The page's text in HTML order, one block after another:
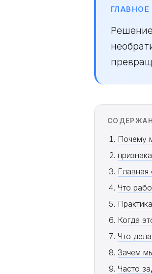
Почему
Главная
Что
Когда
Что
Зачем
Часто